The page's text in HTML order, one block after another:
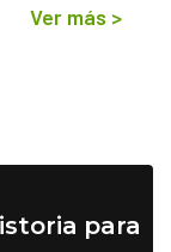
Ver más >
para